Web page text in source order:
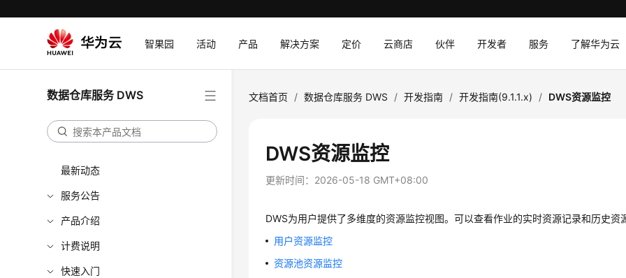
智果园 活动 产品 解决方案 定价 云商店 伙伴 开发者 服务 了解华为云
数据仓库服务 DWS
最新动态
服务公告
产品介绍
计费说明
快速入门
文档首页 / 数据仓库服务 DWS / 开发指南 / 开发指南(9.1.1.x) / DWS资源监控
DWS资源监控
更新时间： 2026-05-18 GMT+08:00
DWS为用户提供了多维度的资源监控视图。可以查看作业的实时资源记录和历史资
用户资源监控
资源池资源监控